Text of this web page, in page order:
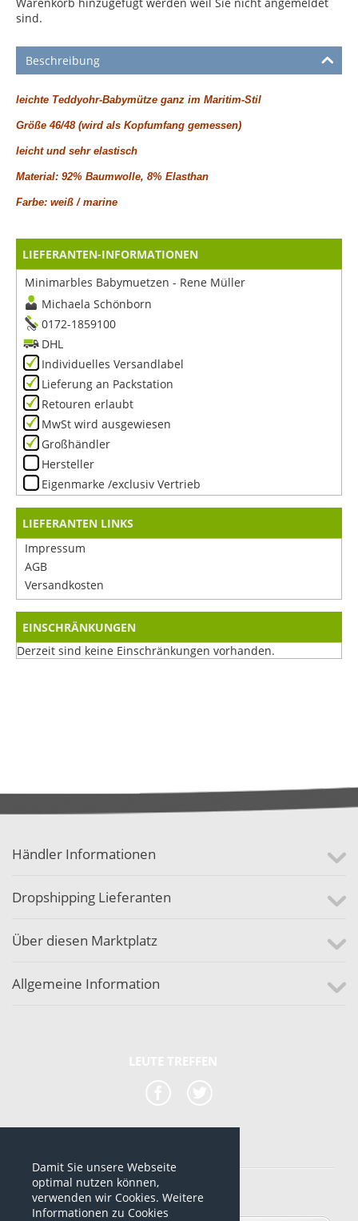
sind.
Beschreibung
leichte Teddyohr-Babymütze ganz im Maritim-Stil
Größe 46/48 (wird als Kopfumfang gemessen)
leicht und sehr elastisch
Material: 92% Baumwolle, 8% Elasthan
Farbe: weiß / marine
LIEFERANTEN-INFORMATIONEN
Minimarbles Babymuetzen - Rene Müller
Michaela Schönborn
0172-1859100
DHL
Individuelles Versandlabel
Lieferung an Packstation
Retouren erlaubt
MwSt wird ausgewiesen
Großhändler
Hersteller
Eigenmarke /exclusiv Vertrieb
LIEFERANTEN LINKS
Impressum
AGB
Versandkosten
EINSCHRÄNKUNGEN
Derzeit sind keine Einschränkungen vorhanden.
Händler Informationen
Dropshipping Lieferanten
Über diesen Marktplatz
Allgemeine Information
*alle Preise sind netto Preise
© 2012-2026 www.dropshipping-marktplatz.de
Damit Sie unsere Webseite
optimal nutzen können,
verwenden wir Cookies. Weitere
Informationen zu Cookies